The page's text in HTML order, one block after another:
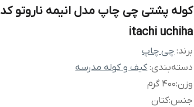
کوله پشتی چی چاپ مدل انیمه ناروتو کد
itachi uchiha
برند: چی چاپ
دسته‌بندی:کیف و کوله مدرسه
وزن:400 گرم
جنس:کتان